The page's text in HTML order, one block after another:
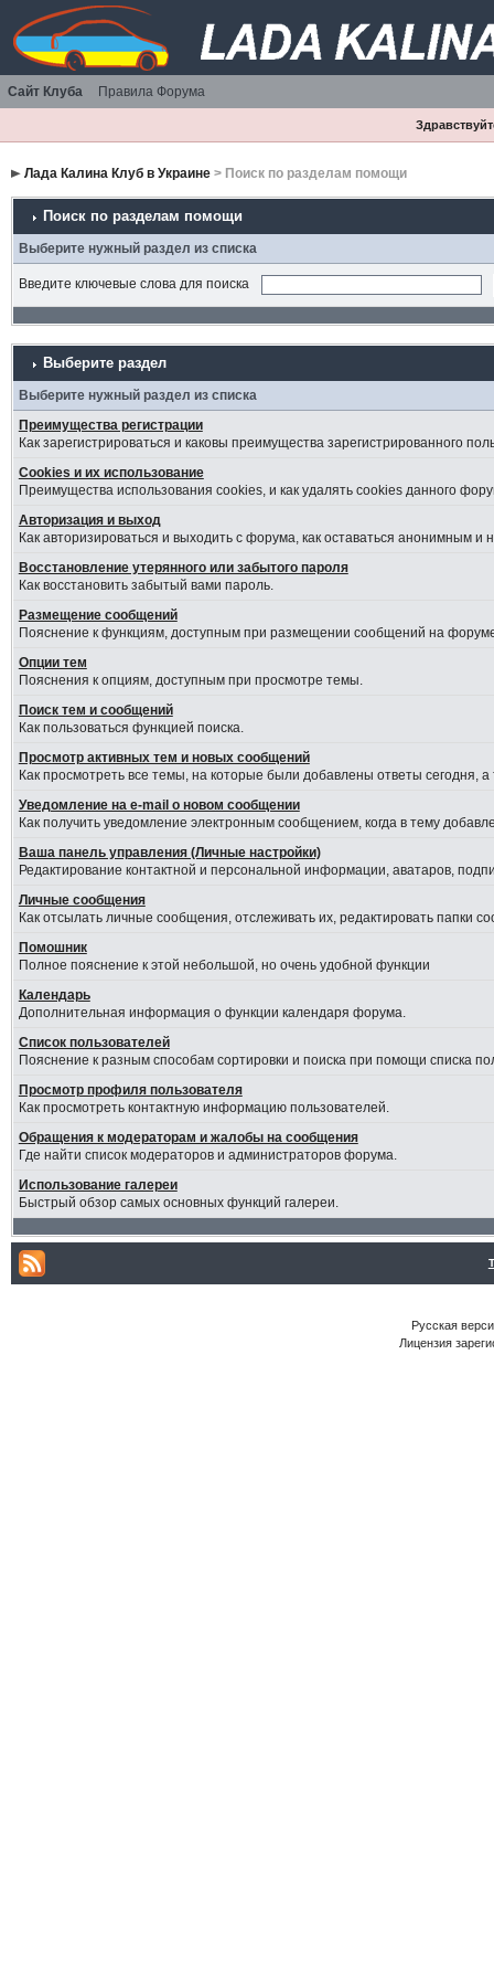
Сайт Клуба Правила Форума
Лада Калина Клуб в Украине> Поиск по разделам помощи
Поиск по разделам помощи
Выберите нужный раздел из списка
Введите ключевые слова для поиска
Выберите раздел
Выберите нужный раздел из списка
Преимущества регистрации
Как зарегистрироваться и каковы преимущества зарегистрированного
Cookies и их использование
Преимущества использования cookies, и как удалять cookies данного
Авторизация и выход
Как авторизироваться и выходить с форума, как оставаться анонимным
Восстановление утерянного или забытого пароля
Как восстановить забытый вами пароль.
Размещение сообщений
Пояснение к функциям, доступным при размещении сообщений на
Опции тем
Пояснения к опциям, доступным при просмотре темы.
Поиск тем и сообщений
Как пользоваться функцией поиска.
Просмотр активных тем и новых сообщений
Как просмотреть все темы, на которые были добавлены ответы сегодня,
Уведомление на е-mail о новом сообщении
Как получить уведомление электронным сообщением, когда в тему
Ваша панель управления (Личные настройки)
Редактирование контактной и персональной информации, аватаров,
Личные сообщения
Как отсылать личные сообщения, отслеживать их, редактировать папки
Помошник
Полное пояснение к этой небольшой, но очень удобной функции
Календарь
Дополнительная информация о функции календаря форума.
Список пользователей
Пояснение к разным способам сортировки и поиска при помощи списка
Просмотр профиля пользователя
Как просмотреть контактную информацию пользователей.
Обращения к модераторам и жалобы на сообщения
Где найти список модераторов и администраторов форума.
Использование галереи
Быстрый обзор самых основных функций галереи.
Русская
Лицензия